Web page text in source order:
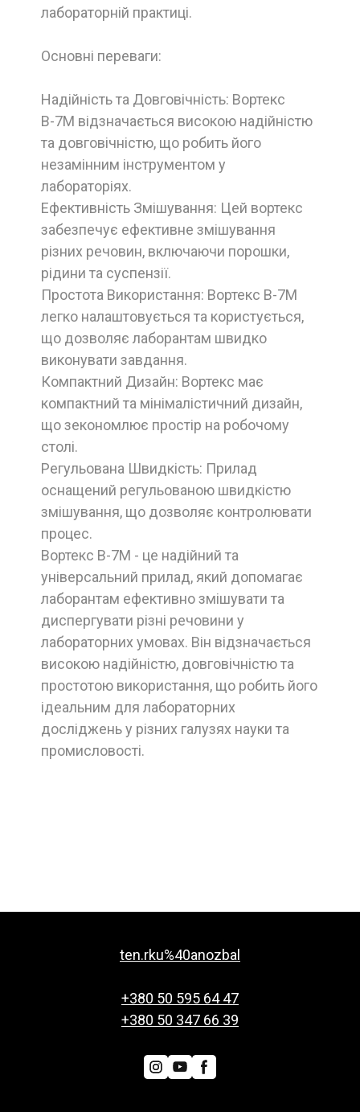
лабораторній практиці.
Основні переваги:
Надійність та Довговічність: Вортекс
В-7М відзначається високою надійністю
та довговічністю, що робить його
незамінним інструментом у
лабораторіях.
Ефективність Змішування: Цей вортекс
забезпечує ефективне змішування
різних речовин, включаючи порошки,
рідини та суспензії.
Простота Використання: Вортекс В-7М
легко налаштовується та користується,
що дозволяє лаборантам швидко
виконувати завдання.
Компактний Дизайн: Вортекс має
компактний та мінімалістичний дизайн,
що зекономлює простір на робочому
столі.
Регульована Швидкість: Прилад
оснащений регульованою швидкістю
змішування, що дозволяє контролювати
процес.
Вортекс В-7М - це надійний та
універсальний прилад, який допомагає
лаборантам ефективно змішувати та
диспергувати різні речовини у
лабораторних умовах. Він відзначається
високою надійністю, довговічністю та
простотою використання, що робить його
ідеальним для лабораторних
досліджень у різних галузях науки та
промисловості.
ten.rku%40anozbal
+380 50 595 64 47
+380 50 347 66 39